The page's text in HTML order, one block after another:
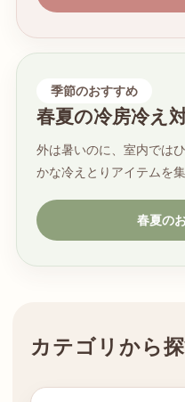
季節のおすすめ
春夏の冷房冷え
外は暑いのに、室内では
かな冷えとりアイテムを集
春夏の
カテゴリから